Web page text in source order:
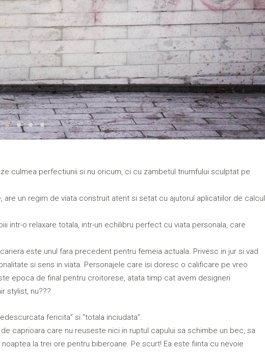
culmea perfectiunii si nu oricum, ci cu zambetul triumfului sculptat pe
un regim de viata construit atent si setat cu ajutorul aplicatiilor de calcul
intr-o relaxare totala, intr-un echilibru perfect cu viata personala, care
este unul fara precedent pentru femeia actuala. Privesc in jur si vad
si sens in viata. Personajele care isi doresc o calificare pe vreo
epoca de final pentru croitorese, atata timp cat avem designeri
stylist, nu???
fericita” si “totala inciudata”.
caprioara care nu reuseste nici in ruptul capului sa schimbe un bec, sa
la trei ore pentru biberoane. Pe scurt! Ea este fiinta cu nevoie